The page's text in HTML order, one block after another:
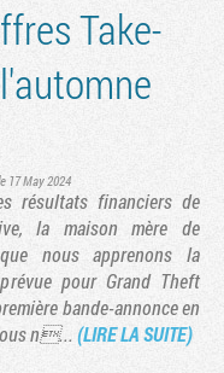
Take-
17 May 2024
résultats financiers de
la maison mère de
nous apprenons la
pour Grand Theft
bande-annonce en
n... (LIRE LA SUITE)